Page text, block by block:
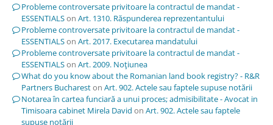
Probleme controversate privitoare la contractul de mandat -
ESSENTIALSon Art. 1310. Răspunderea reprezentantului
Probleme controversate privitoare la contractul de mandat -
ESSENTIALSon Art. 2017. Executarea mandatului
Probleme controversate privitoare la contractul de mandat -
ESSENTIALSon Art. 2009. Noţiunea
What do you know about the Romanian land book registry? - R&R
Partners Buchareston Art. 902. Actele sau faptele supuse notării
Notarea în cartea funciară a unui proces; admisibilitate - Avocat in
Timisoara cabinet Mirela David on Art. 902. Actele sau faptele
supuse notării